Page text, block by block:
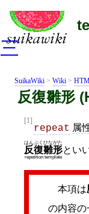
SuikaWiki > Wiki >
反復雛形
[1]
repeat 属
反復雛形
はんぷくひながた
repetition template
とい
本項は
の内容の
三